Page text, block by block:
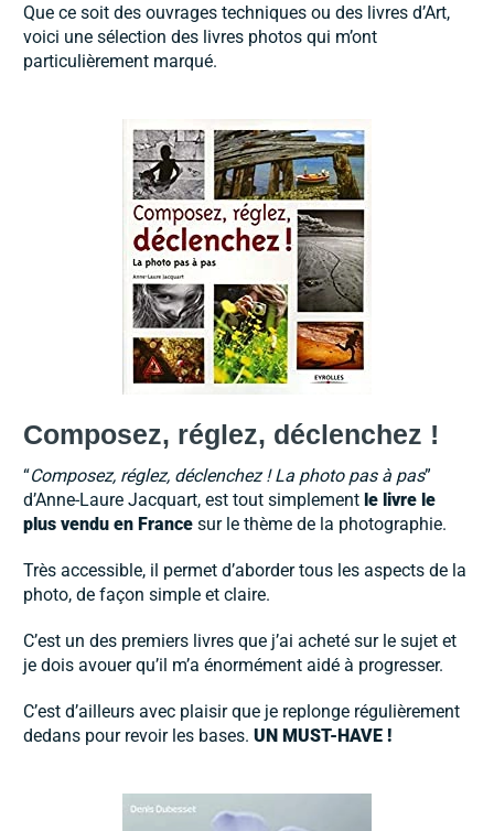
Que ce soit des ouvrages techniques ou des livres d’Art,
voici une sélection des livres photos qui m’ont
particulièrement marqué.
Composez, réglez, déclenchez !
“Composez, réglez, déclenchez ! La photo pas à pas”
d’Anne-Laure Jacquart, est tout simplement le livre le
plus vendu en France sur le thème de la photographie.
Très accessible, il permet d’aborder tous les aspects de la
photo, de façon simple et claire.
C’est un des premiers livres que j’ai acheté sur le sujet et
je dois avouer qu’il m’a énormément aidé à progresser.
C’est d’ailleurs avec plaisir que je replonge régulièrement
dedans pour revoir les bases. UN MUST-HAVE !